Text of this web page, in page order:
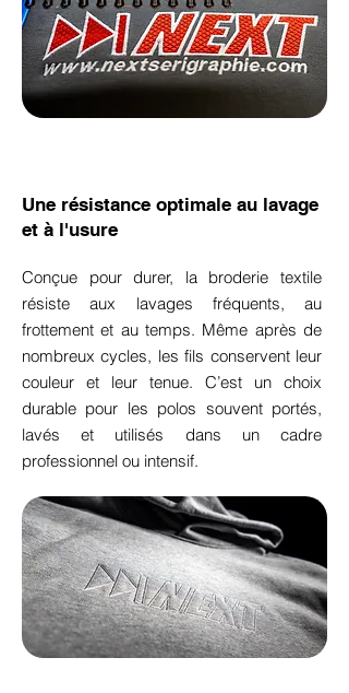
Une résistance optimale au lavage
et à l'usure
Conçue pour durer, la broderie textile
résiste aux lavages fréquents, au
frottement et au temps. Même après de
nombreux cycles, les fils conservent leur
couleur et leur tenue. C’est un choix
durable pour les polos souvent portés,
lavés et utilisés dans un cadre
professionnel ou intensif.